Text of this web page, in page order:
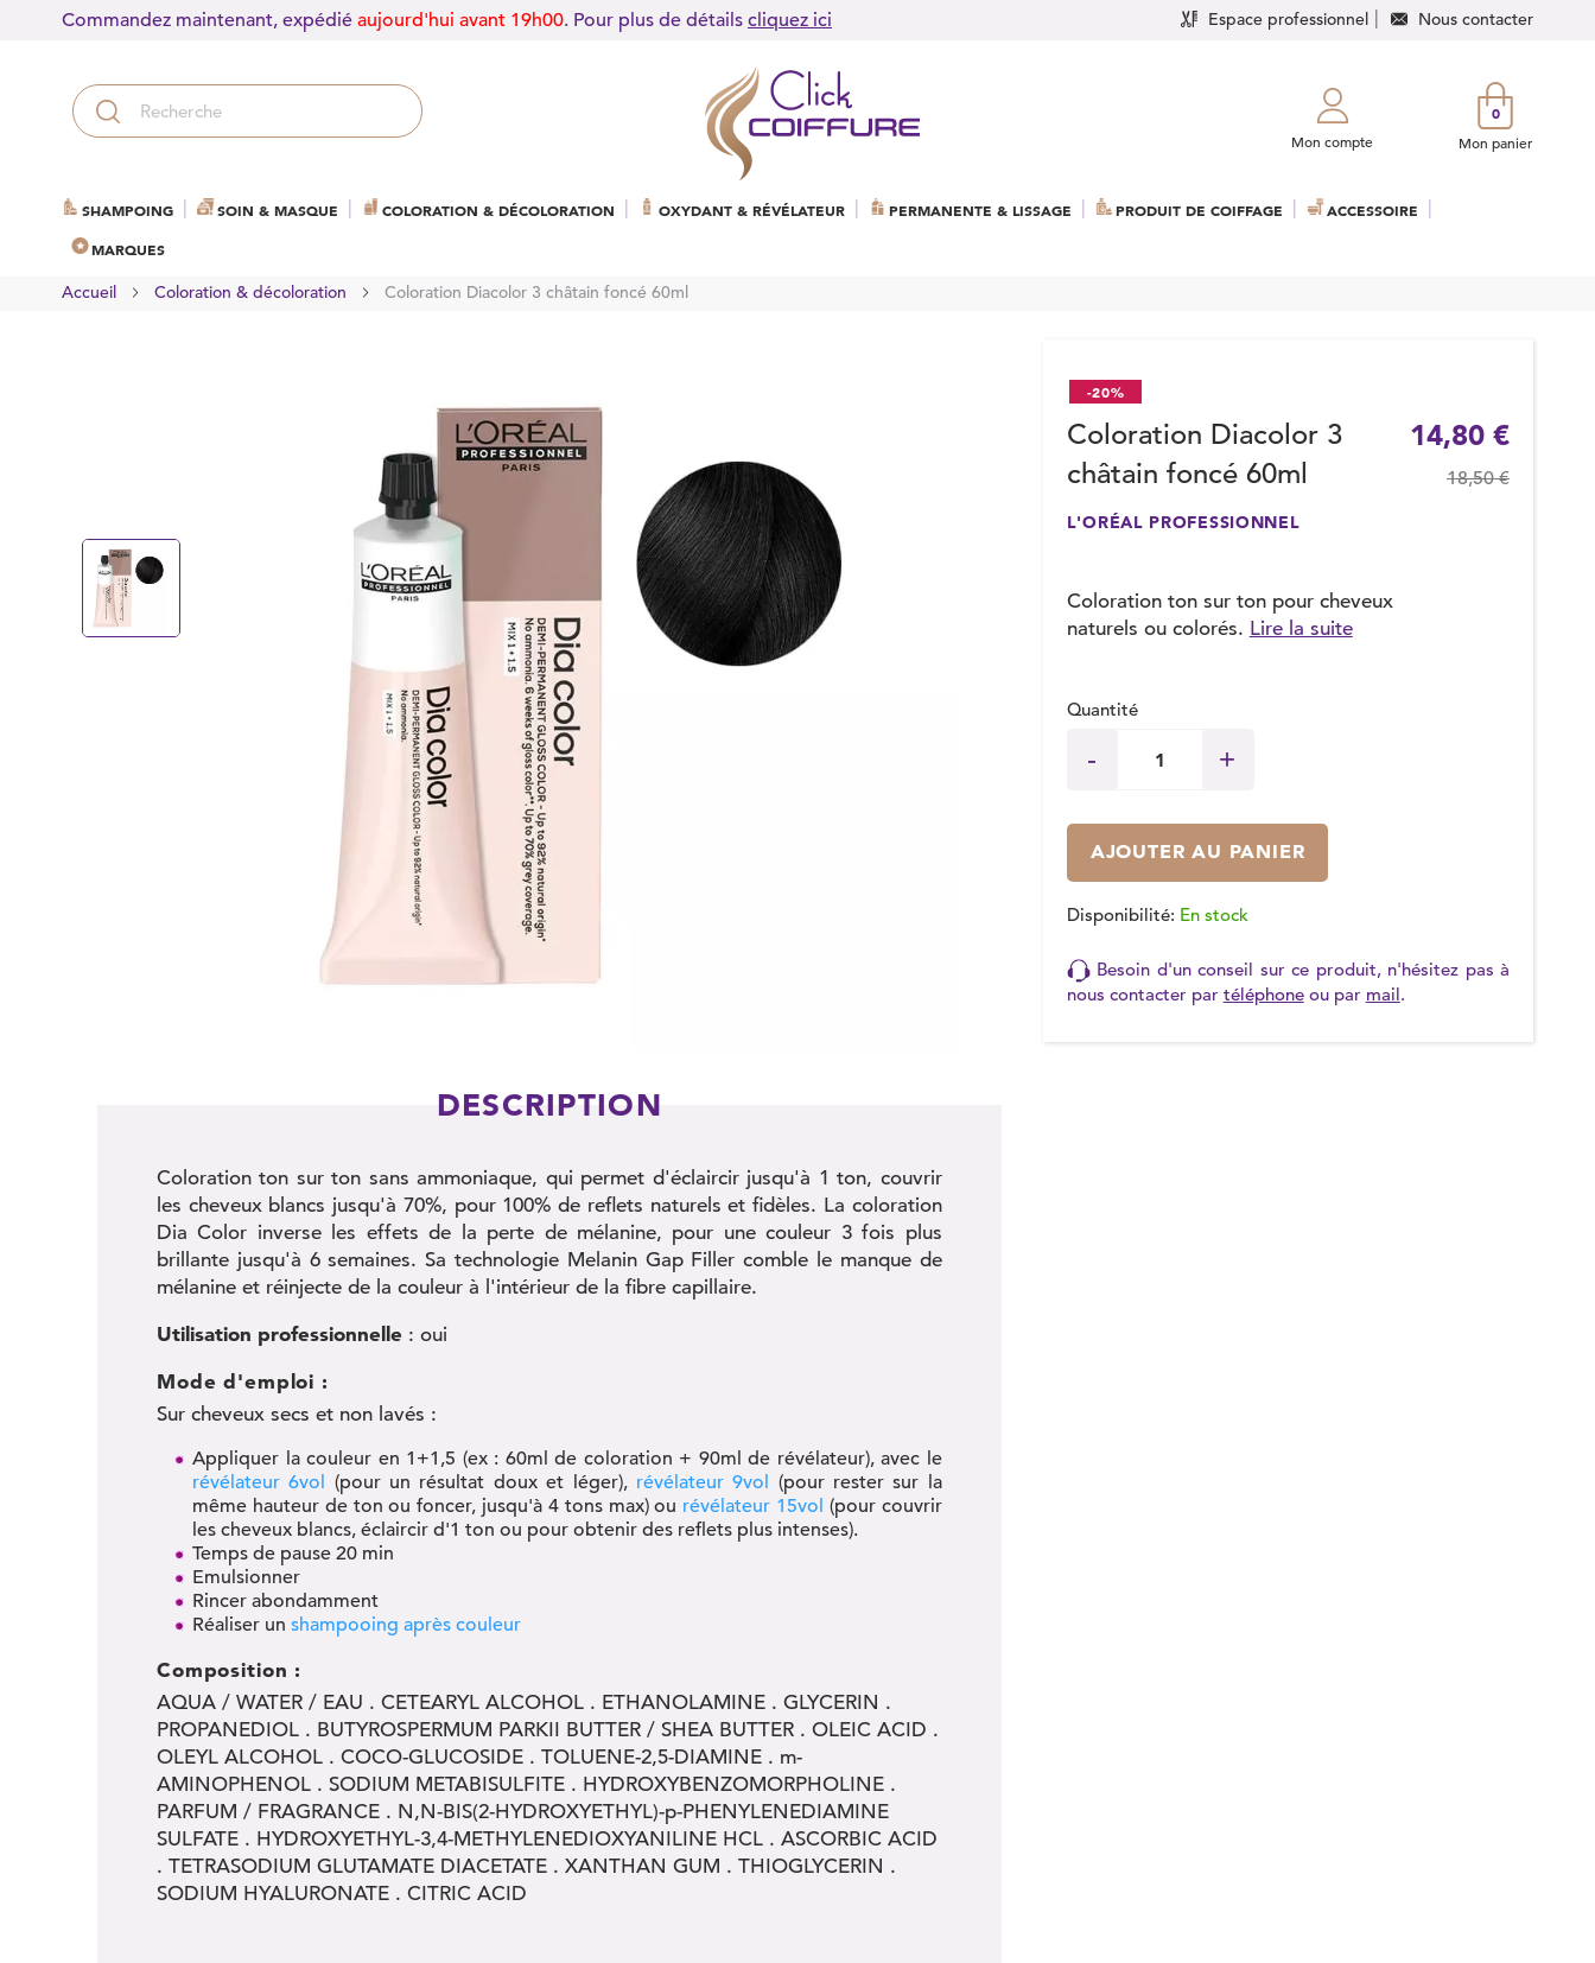
Commandez maintenant, expédié aujourd'hui avant 19h00. Pour plus de détails cliquez ici Espace professionnel Nous contacter
Mon compte
0
Mon panier
SHAMPOING SOIN & MASQUE COLORATION & DÉCOLORATION OXYDANT & RÉVÉLATEUR PERMANENTE & LISSAGE PRODUIT DE COIFFAGE ACCESSOIRE
MARQUES
Accueil Coloration & décoloration Coloration Diacolor 3 châtain foncé 60ml
-20%
Coloration Diacolor 3
châtain foncé 60ml
L'ORÉAL PROFESSIONNEL
Coloration ton sur ton pour cheveux
naturels ou colorés. Lire la suite
14,80 €
18,50 €
Quantité
AJOUTER AU PANIER
Disponibilité: En stock
Besoin d'un conseil sur ce produit, n'hésitez pas à
nous contacter par téléphoneou par mail.
DESCRIPTION
Coloration ton sur ton sans ammoniaque, qui permet d'éclaircir jusqu'à 1 ton, couvrir
les cheveux blancs jusqu'à 70%, pour 100% de reflets naturels et fidèles. La coloration
Dia Color inverse les effets de la perte de mélanine, pour une couleur 3 fois plus
brillante jusqu'à 6 semaines. Sa technologie Melanin Gap Filler comble le manque de
mélanine et réinjecte de la couleur à l'intérieur de la fibre capillaire.
Utilisation professionnelle : oui
Mode d'emploi :
Sur cheveux secs et non lavés :
Appliquer la couleur en 1+1,5 (ex : 60ml de coloration + 90ml de révélateur), avec le
révélateur 6vol (pour un résultat doux et léger), révélateur 9vol (pour rester sur la
même hauteur de ton ou foncer, jusqu'à 4 tons max) ou révélateur 15vol (pour couvrir
les cheveux blancs, éclaircir d'1 ton ou pour obtenir des reflets plus intenses).
Temps de pause 20 min
Emulsionner
Rincer abondamment
Réaliser un shampooing après couleur
Composition :
AQUA / WATER / EAU . CETEARYL ALCOHOL . ETHANOLAMINE . GLYCERIN .
PROPANEDIOL . BUTYROSPERMUM PARKII BUTTER / SHEA BUTTER . OLEIC ACID .
OLEYL ALCOHOL . COCO-GLUCOSIDE . TOLUENE-2,5-DIAMINE . m-
AMINOPHENOL . SODIUM METABISULFITE . HYDROXYBENZOMORPHOLINE .
PARFUM / FRAGRANCE . N,N-BIS(2-HYDROXYETHYL)-p-PHENYLENEDIAMINE
SULFATE . HYDROXYETHYL-3,4-METHYLENEDIOXYANILINE HCL . ASCORBIC ACID
. TETRASODIUM GLUTAMATE DIACETATE . XANTHAN GUM . THIOGLYCERIN .
SODIUM HYALURONATE . CITRIC ACID